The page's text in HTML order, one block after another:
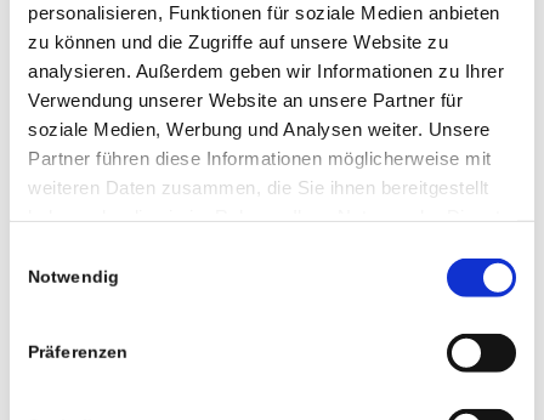
personalisieren, Funktionen für soziale Medien anbieten
zu können und die Zugriffe auf unsere Website zu
analysieren. Außerdem geben wir Informationen zu Ihrer
Verwendung unserer Website an unsere Partner für
soziale Medien, Werbung und Analysen weiter. Unsere
Partner führen diese Informationen möglicherweise mit
weiteren Daten zusammen, die Sie ihnen bereitgestellt
Notwendig
Präferenzen